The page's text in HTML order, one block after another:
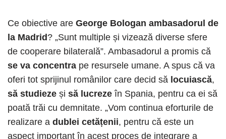
Ce obiective are George Bologan ambasadorul de
la Madrid? „Sunt multiple și vizează diverse sfere
de cooperare bilaterală”. Ambasadorul a promis că
se va concentra pe resursele umane. A spus că va
oferi tot sprijinul românilor care decid să locuiască,
să studieze și să lucreze în Spania, pentru ca ei să
poată trăi cu demnitate. „Vom continua eforturile de
realizare a dublei cetățenii, pentru că este un
aspect important în acest proces de integrare a